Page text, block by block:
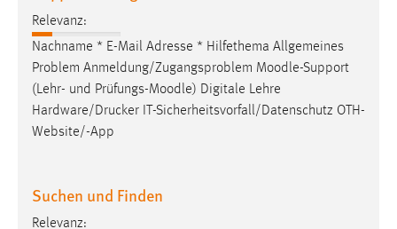
Relevanz:
Nachname * E-Mail Adresse * Hilfethema Allgemeines
Problem Anmeldung/Zugangsproblem Moodle-Support
(Lehr- und Prüfungs-Moodle) Digitale Lehre
Hardware/Drucker IT-Sicherheitsvorfall/Datenschutz OTH-
Website/-App
Suchen und Finden
Relevanz: